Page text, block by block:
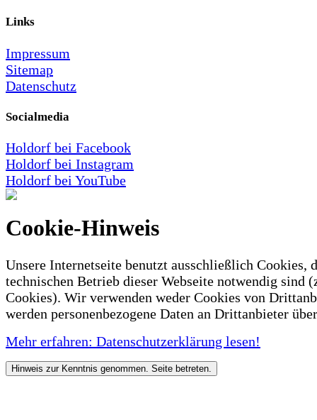
Links
Impressum
Sitemap
Datenschutz
Socialmedia
Holdorf bei Facebook
Holdorf bei Instagram
Holdorf bei YouTube
Cookie-Hinweis
Unsere Internetseite benutzt ausschließlich Cookies,
technischen Betrieb dieser Webseite notwendig sind
Cookies). Wir verwenden weder Cookies von
werden personenbezogene Daten an Drittanbieter
Mehr erfahren: Datenschutzerklärung lesen!
Hinweis zur Kenntnis genommen. Seite betreten.